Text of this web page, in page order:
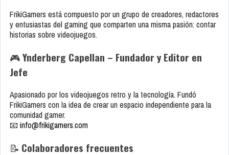
FrikiGamers está compuesto por un grupo de creadores, redactores
y entusiastas del gaming que comparten una misma pasión: contar
historias sobre videojuegos.
🎮Ynderberg Capellan – Fundador y Editor en
Jefe
Apasionado por los videojuegos retro y la tecnología. Fundó
FrikiGamers con la idea de crear un espacio independiente para la
comunidad gamer.
📧 info@frikigamers.com
📝 Colaboradores frecuentes